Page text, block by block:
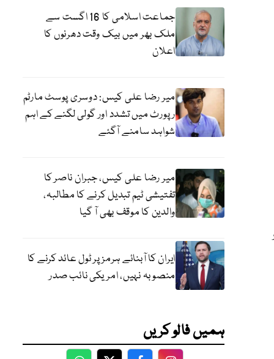
جماعت اسلامی کا 16 اگست سے
ملک بھر میں بیک وقت دھرنوں کا
اعلان
میر رضا علی کیس: دوسری پوسٹ مارٹم
رپورٹ میں تشدد اور گولی لگنے کے اہم
شواہد سامنے آگئے
میر رضا علی کیس، جبران ناصر کا
تفتیشی ٹیم تبدیل کرنے کا مطالبہ،
والدین کا موقف بھی آ گیا
ایران کا آبنائے ہرمز پر ٹول عائد کرنے کا
منصوبہ نہیں، امریکی نائب صدر
ہمیں فالو کریں